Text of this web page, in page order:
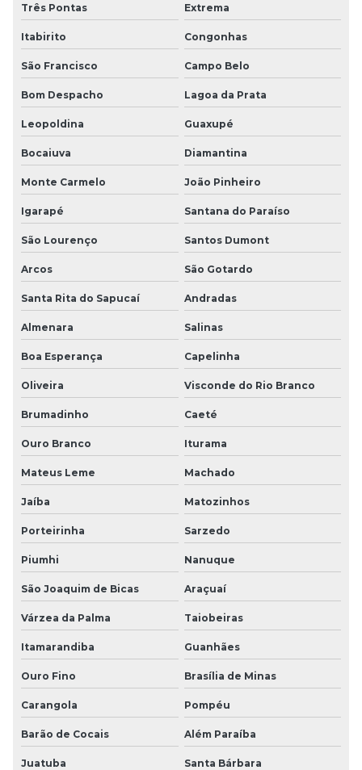
Três Pontas Extrema
Itabirito Congonhas
São Francisco Campo Belo
Bom Despacho Lagoa da Prata
Leopoldina Guaxupé
Bocaiuva Diamantina
Monte Carmelo João Pinheiro
Igarapé Santana do Paraíso
São Lourenço Santos Dumont
Arcos São Gotardo
Santa Rita do Sapucaí Andradas
Almenara Salinas
Boa Esperança Capelinha
Oliveira Visconde do Rio Branco
Brumadinho Caeté
Ouro Branco Iturama
Mateus Leme Machado
Jaíba Matozinhos
Porteirinha Sarzedo
Piumhi Nanuque
São Joaquim de Bicas Araçuaí
Várzea da Palma Taiobeiras
Itamarandiba Guanhães
Ouro Fino Brasília de Minas
Carangola Pompéu
Barão de Cocais Além Paraíba
Juatuba Santa Bárbara